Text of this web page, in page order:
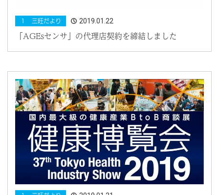
１ 三旺だより 2019.01.22
「AGEsセンサ」の代理店契約を締結しました